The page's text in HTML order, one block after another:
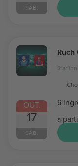
SÁB.
OUT.
17
SÁB.
Ruch
6
a